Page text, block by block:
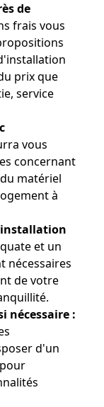
de
frais vous
prix que
service
vous
concernant
matériel
à
et un
nécessaires
de votre
nécessaire :
d'un